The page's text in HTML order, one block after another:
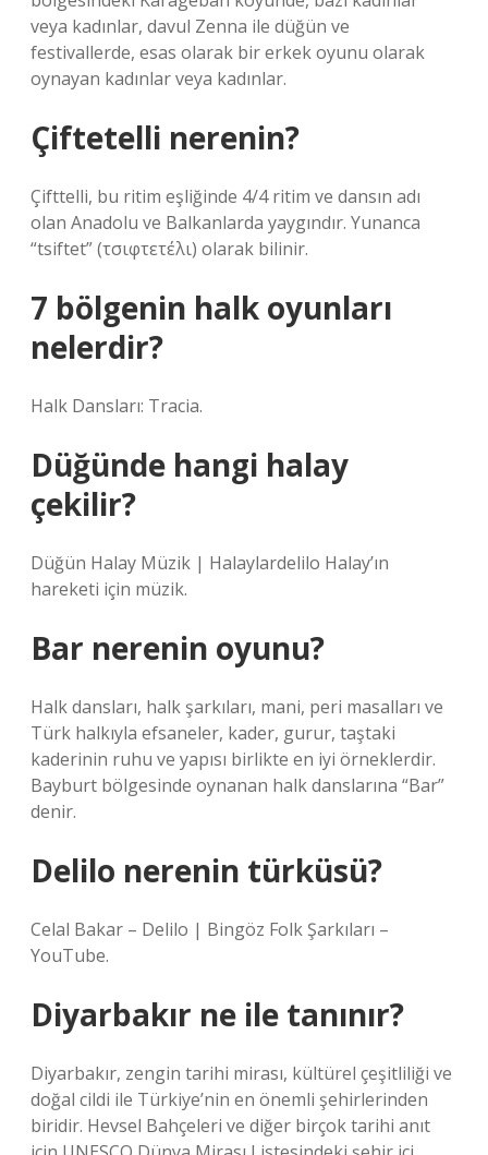
veya kadınlar, davul Zenna ile düğün ve
festivallerde, esas olarak bir erkek oyunu olarak
oynayan kadınlar veya kadınlar.
Çiftetelli nerenin?
Çifttelli, bu ritim eşliğinde 4/4 ritim ve dansın adı
olan Anadolu ve Balkanlarda yaygındır. Yunanca
“tsiftet” (τσιφτετέλι) olarak bilinir.
7 bölgenin halk oyunları
nelerdir?
Halk Dansları: Tracia.
Düğünde hangi halay
çekilir?
Düğün Halay Müzik | Halaylardelilo Halay’ın
hareketi için müzik.
Bar nerenin oyunu?
Halk dansları, halk şarkıları, mani, peri masalları ve
Türk halkıyla efsaneler, kader, gurur, taştaki
kaderinin ruhu ve yapısı birlikte en iyi örneklerdir.
Bayburt bölgesinde oynanan halk danslarına “Bar”
denir.
Delilo nerenin türküsü?
Celal Bakar – Delilo | Bingöz Folk Şarkıları –
YouTube.
Diyarbakır ne ile tanınır?
Diyarbakır, zengin tarihi mirası, kültürel çeşitliliği ve
doğal cildi ile Türkiye’nin en önemli şehirlerinden
biridir. Hevsel Bahçeleri ve diğer birçok tarihi anıt